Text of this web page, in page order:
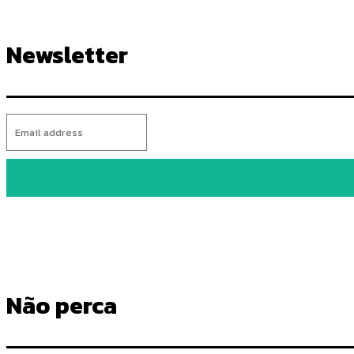
Newsletter
Não perca